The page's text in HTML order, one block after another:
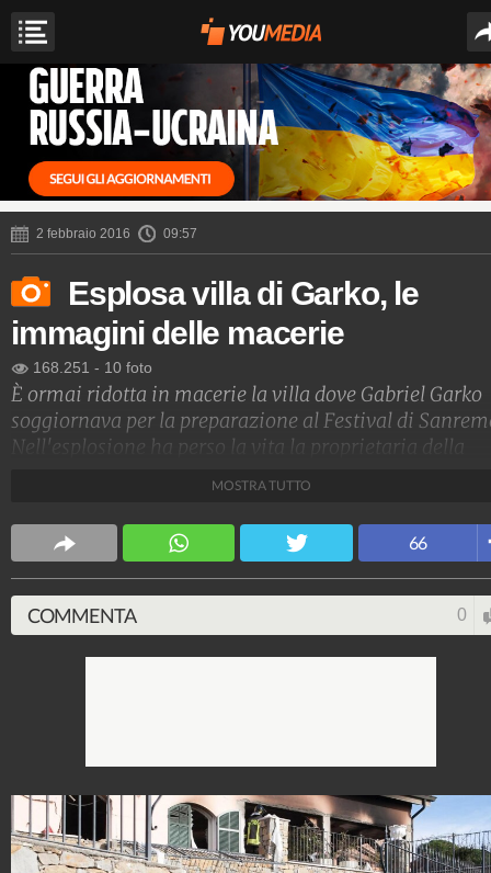
2 febbraio 2016 09:57
Esplosa villa di Garko, le
immagini delle macerie
168.251 - 10 foto
È ormai ridotta in macerie la villa dove Gabriel Garko
soggiornava per la preparazione al Festival di
Nell'esplosione ha perso la vita la proprietaria della
Spettacolo Fanpage
4.053.348.893 9.454 video 76.076 foto
MOSTRA TUTTO
66
COMMENTA 0